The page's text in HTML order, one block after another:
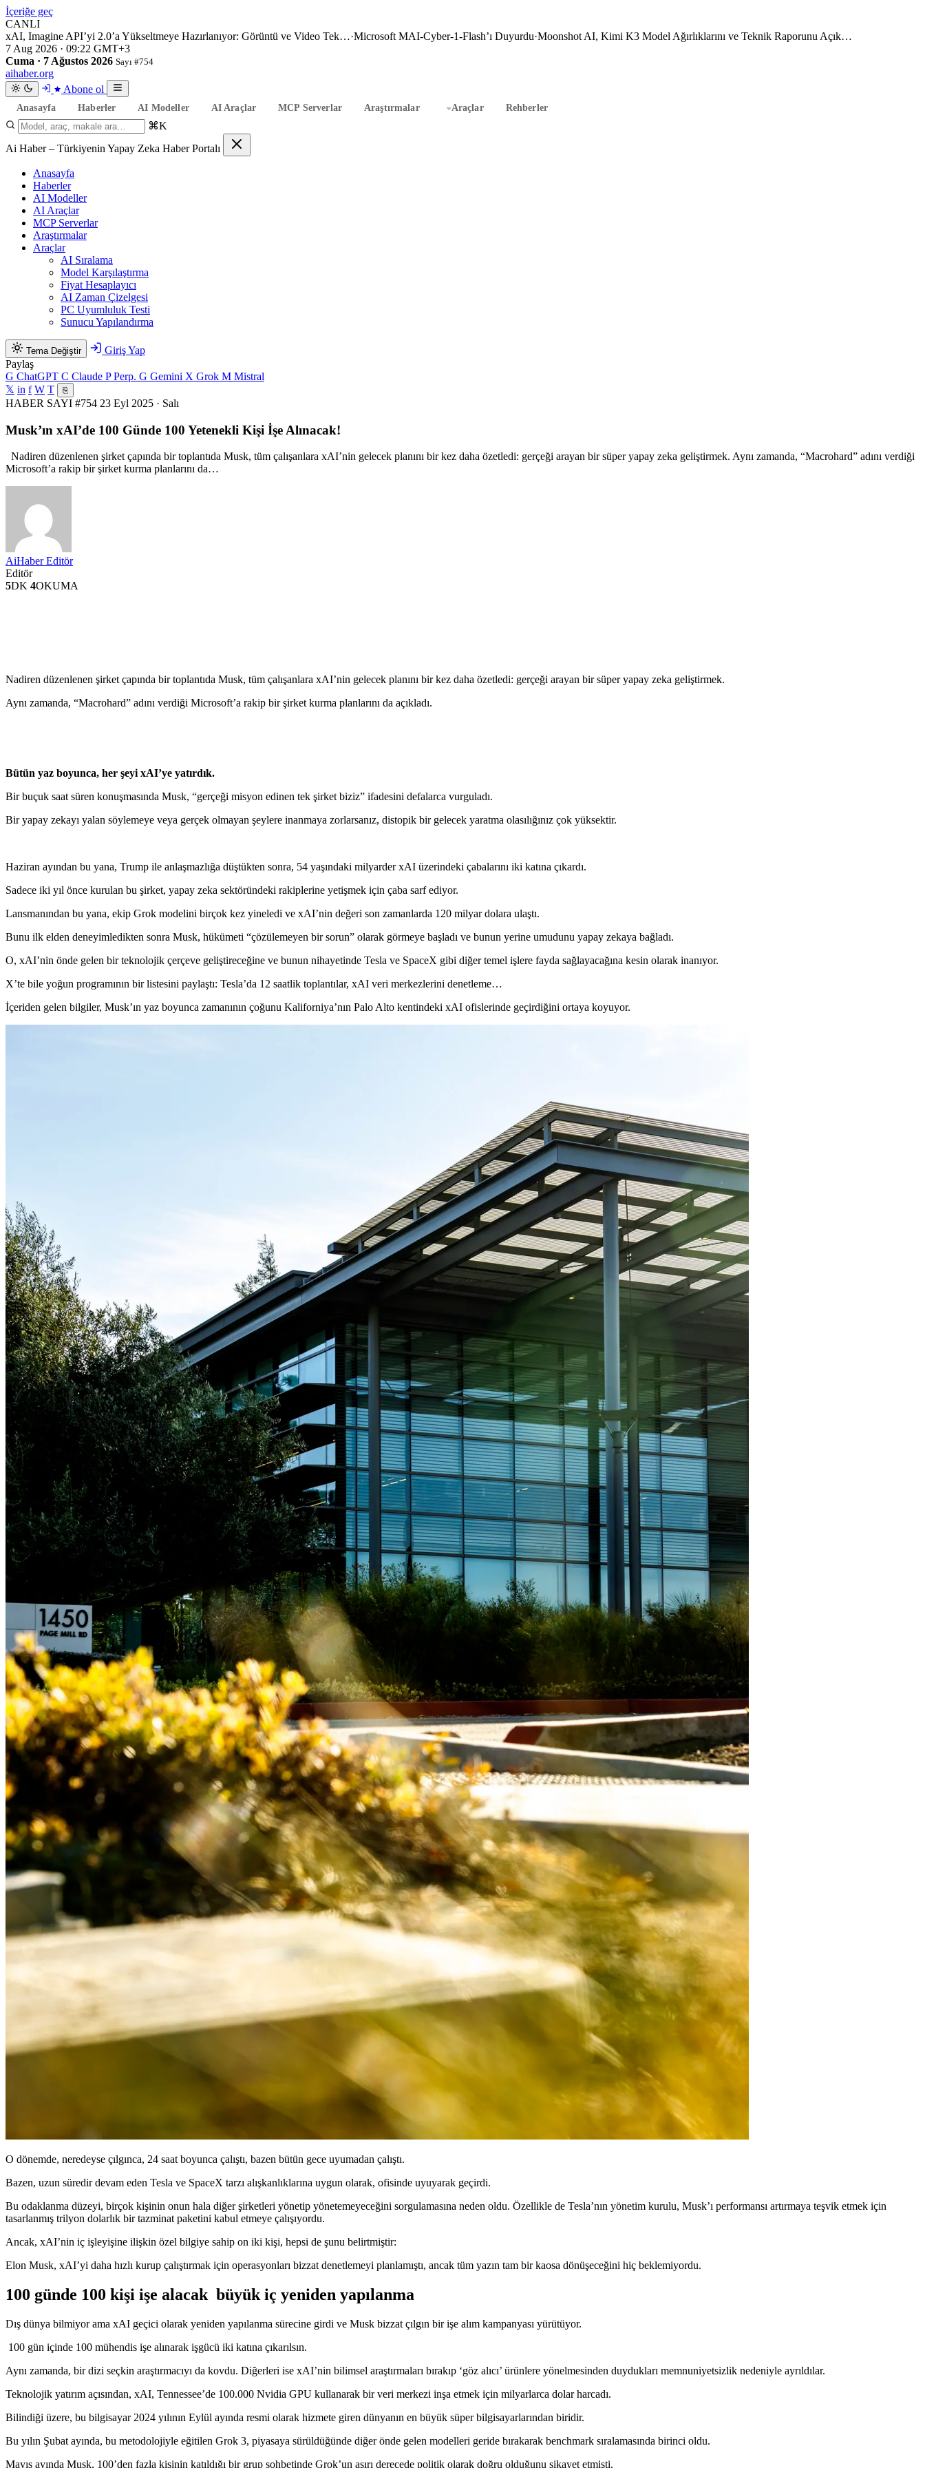
İçeriğe geç
CANLI
xAI, Imagine API’yi 2.0’a Yükseltmeye Hazırlanıyor: Görüntü ve Video Tek…·Microsoft MAI-Cyber-1-Flash’ı Duyurdu·Moonshot AI, Kimi K3 Model Ağırlıklarını ve Teknik Raporunu Açık…
7 Aug 2026 · 09:22 GMT+3
Cuma · 7 Ağustos 2026 Sayı #754
aihaber.org
Abone ol
Anasayfa Haberler AI Modeller AI Araçlar MCP Serverlar Araştırmalar Araçlar Rehberler
⌘K
Ai Haber – Türkiyenin Yapay Zeka Haber Portalı
Anasayfa
Haberler
AI Modeller
AI Araçlar
MCP Serverlar
Araştırmalar
Araçlar
AI Sıralama
Model Karşılaştırma
Fiyat Hesaplayıcı
AI Zaman Çizelgesi
PC Uyumluluk Testi
Sunucu Yapılandırma
Tema Değiştir
Giriş Yap
Paylaş
G ChatGPT C Claude P Perp. G Gemini X Grok M Mistral
𝕏 in f W T ⎘
HABER SAYI #754 23 Eyl 2025 · Salı
Musk’ın xAI’de 100 Günde 100 Yetenekli Kişi İşe Alınacak!
Nadiren düzenlenen şirket çapında bir toplantıda Musk, tüm çalışanlara xAI’nin gelecek planını bir kez daha özetledi: gerçeği arayan bir süper yapay zeka geliştirmek. Aynı zamanda, “Macrohard” adını verdiği
Microsoft’a rakip bir şirket kurma planlarını da…
AiHaber Editör
Editör
5DK 4OKUMA
Nadiren düzenlenen şirket çapında bir toplantıda Musk, tüm çalışanlara xAI’nin gelecek planını bir kez daha özetledi: gerçeği arayan bir süper yapay zeka geliştirmek.
Aynı zamanda, “Macrohard” adını verdiği Microsoft’a rakip bir şirket kurma planlarını da açıkladı.
Bütün yaz boyunca, her şeyi xAI’ye yatırdık.
Bir buçuk saat süren konuşmasında Musk, “gerçeği misyon edinen tek şirket biziz” ifadesini defalarca vurguladı.
Bir yapay zekayı yalan söylemeye veya gerçek olmayan şeylere inanmaya zorlarsanız, distopik bir gelecek yaratma olasılığınız çok yüksektir.
Haziran ayından bu yana, Trump ile anlaşmazlığa düştükten sonra, 54 yaşındaki milyarder xAI üzerindeki çabalarını iki katına çıkardı.
Sadece iki yıl önce kurulan bu şirket, yapay zeka sektöründeki rakiplerine yetişmek için çaba sarf ediyor.
Lansmanından bu yana, ekip Grok modelini birçok kez yineledi ve xAI’nin değeri son zamanlarda 120 milyar dolara ulaştı.
Bunu ilk elden deneyimledikten sonra Musk, hükümeti “çözülemeyen bir sorun” olarak görmeye başladı ve bunun yerine umudunu yapay zekaya bağladı.
O, xAI’nin önde gelen bir teknolojik çerçeve geliştireceğine ve bunun nihayetinde Tesla ve SpaceX gibi diğer temel işlere fayda sağlayacağına kesin olarak inanıyor.
X’te bile yoğun programının bir listesini paylaştı: Tesla’da 12 saatlik toplantılar, xAI veri merkezlerini denetleme…
İçeriden gelen bilgiler, Musk’ın yaz boyunca zamanının çoğunu Kaliforniya’nın Palo Alto kentindeki xAI ofislerinde geçirdiğini ortaya koyuyor.
O dönemde, neredeyse çılgınca, 24 saat boyunca çalıştı, bazen bütün gece uyumadan çalıştı.
Bazen, uzun süredir devam eden Tesla ve SpaceX tarzı alışkanlıklarına uygun olarak, ofisinde uyuyarak geçirdi.
Bu odaklanma düzeyi, birçok kişinin onun hala diğer şirketleri yönetip yönetemeyeceğini sorgulamasına neden oldu. Özellikle de Tesla’nın yönetim kurulu, Musk’ı performansı artırmaya teşvik etmek için
tasarlanmış trilyon dolarlık bir tazminat paketini kabul etmeye çalışıyordu.
Ancak, xAI’nin iç işleyişine ilişkin özel bilgiye sahip on iki kişi, hepsi de şunu belirtmiştir:
Elon Musk, xAI’yi daha hızlı kurup çalıştırmak için operasyonları bizzat denetlemeyi planlamıştı, ancak tüm yazın tam bir kaosa dönüşeceğini hiç beklemiyordu.
100 günde 100 kişi işe alacak büyük iç yeniden yapılanma
Dış dünya bilmiyor ama xAI geçici olarak yeniden yapılanma sürecine girdi ve Musk bizzat çılgın bir işe alım kampanyası yürütüyor.
100 gün içinde 100 mühendis işe alınarak işgücü iki katına çıkarılsın.
Aynı zamanda, bir dizi seçkin araştırmacıyı da kovdu. Diğerleri ise xAI’nin bilimsel araştırmaları bırakıp ‘göz alıcı’ ürünlere yönelmesinden duydukları memnuniyetsizlik nedeniyle ayrıldılar.
Teknolojik yatırım açısından, xAI, Tennessee’de 100.000 Nvidia GPU kullanarak bir veri merkezi inşa etmek için milyarlarca dolar harcadı.
Bilindiği üzere, bu bilgisayar 2024 yılının Eylül ayında resmi olarak hizmete giren dünyanın en büyük süper bilgisayarlarından biridir.
Bu yılın Şubat ayında, bu metodolojiyle eğitilen Grok 3, piyasaya sürüldüğünde diğer önde gelen modelleri geride bırakarak benchmark sıralamasında birinci oldu.
Mayıs ayında Musk, 100’den fazla kişinin katıldığı bir grup sohbetinde Grok’un aşırı derecede politik olarak doğru olduğunu şikayet etmişti.